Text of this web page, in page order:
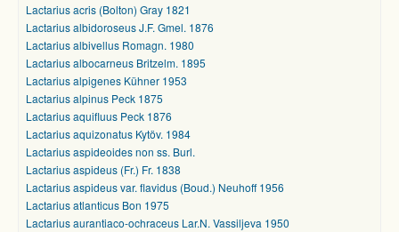
Lactarius acris (Bolton) Gray 1821
Lactarius albidoroseus J.F. Gmel. 1876
Lactarius albivellus Romagn. 1980
Lactarius albocarneus Britzelm. 1895
Lactarius alpigenes Kühner 1953
Lactarius alpinus Peck 1875
Lactarius aquifluus Peck 1876
Lactarius aquizonatus Kytöv. 1984
Lactarius aspideoides non ss. Burl.
Lactarius aspideus (Fr.) Fr. 1838
Lactarius aspideus var. flavidus (Boud.) Neuhoff 1956
Lactarius atlanticus Bon 1975
Lactarius aurantiaco-ochraceus Lar.N. Vassiljeva 1950